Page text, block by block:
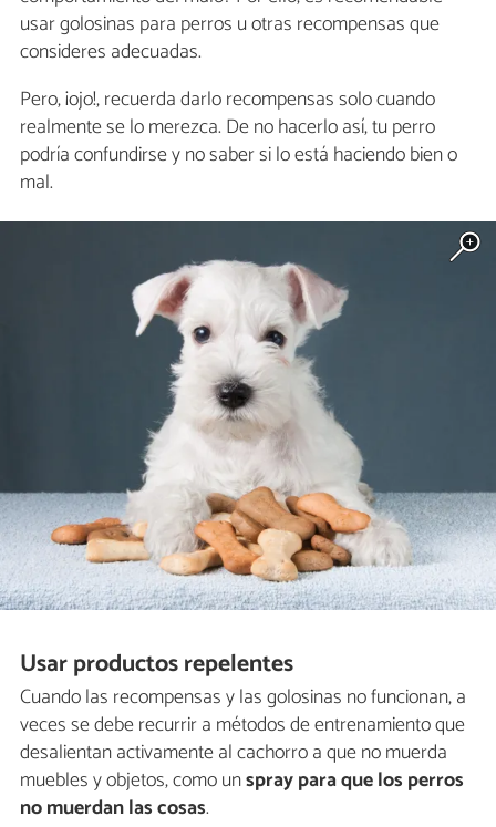
usar golosinas para perros u otras recompensas que
consideres adecuadas.
Pero, ¡ojo!, recuerda darlo recompensas solo cuando
realmente se lo merezca. De no hacerlo así, tu perro
podría confundirse y no saber si lo está haciendo bien o
mal.
Usar productos repelentes
Cuando las recompensas y las golosinas no funcionan, a
veces se debe recurrir a métodos de entrenamiento​ ​que​ ​
desalientan​ ​activamente​ ​al​ ​cachorro​ ​a​ ​que​ ​no​ ​muerda​ ​
muebles​ ​y​ ​objetos, como unspray para que los perros
no muerdan las cosas.